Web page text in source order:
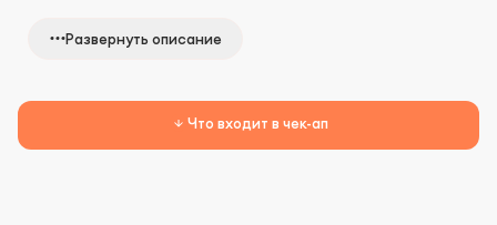
опухолевых, неврологических, а также при
К какому врачу обратиться?
педиатр; кардиолог; ревматолог; нефролог;
Развернуть описание
Что входит в чек-ап